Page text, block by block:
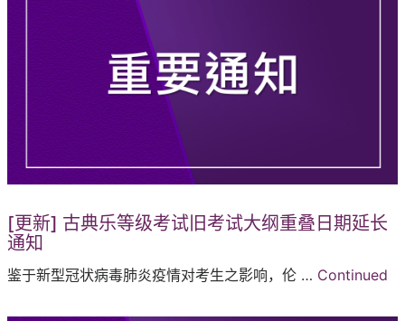
[更新] 古典乐等级考试旧考试大纲重叠日期延长
通知
鉴于新型冠状病毒肺炎疫情对考生之影响，伦 … Continued